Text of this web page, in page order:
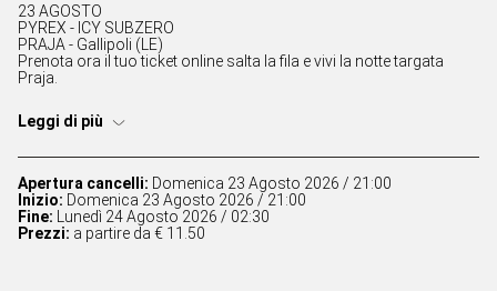
23 AGOSTO
PYREX - ICY SUBZERO
PRAJA - Gallipoli (LE)
Prenota ora il tuo ticket online salta la fila e vivi la notte targata
Praja.
Leggi di più
Apertura cancelli: Domenica 23 Agosto 2026 / 21:00
Inizio: Domenica 23 Agosto 2026 / 21:00
Fine:
Lunedì 24 Agosto 2026 / 02:30
Prezzi: a partire da € 11.50